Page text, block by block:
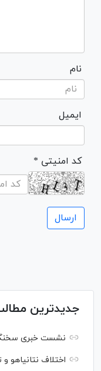
نام
ایمیل
* کد امنیتی
جدیدترین
نشست خبری
اختلاف نتانیاهو